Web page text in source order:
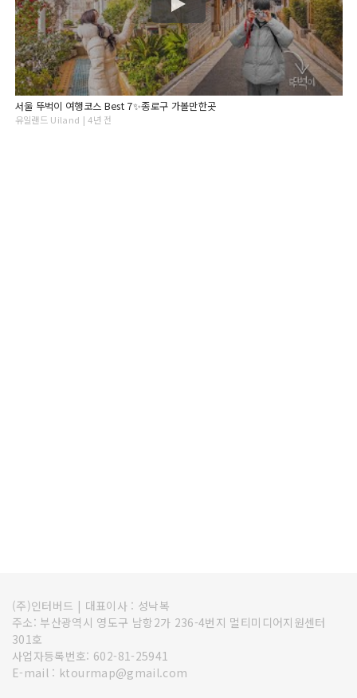
서울 뚜벅이 여행코스 Best 7✨종로구 가볼만한곳
유일랜드 Uiland | 4년 전
(주)인터버드 | 대표이사 : 성낙복
주소: 부산광역시 영도구 남항2가 236-4번지 멀티미디어지원센터
301호
사업자등록번호: 602-81-25941
E-mail : ktourmap@gmail.com